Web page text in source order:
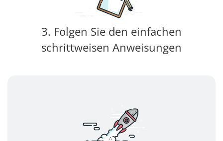
3. Folgen Sie den einfachen
schrittweisen Anweisungen